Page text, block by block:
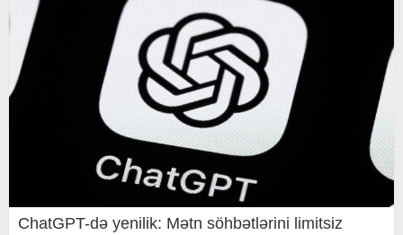
ChatGPT-də yenilik: Mətn söhbətlərini limitsiz